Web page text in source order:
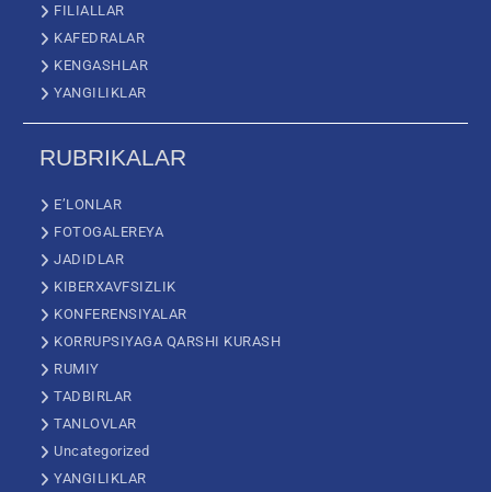
FILIALLAR
KAFEDRALAR
KENGASHLAR
YANGILIKLAR
RUBRIKALAR
E’LONLAR
FOTOGALEREYA
JADIDLAR
KIBERXAVFSIZLIK
KONFERENSIYALAR
KORRUPSIYAGA QARSHI KURASH
RUMIY
TADBIRLAR
TANLOVLAR
Uncategorized
YANGILIKLAR